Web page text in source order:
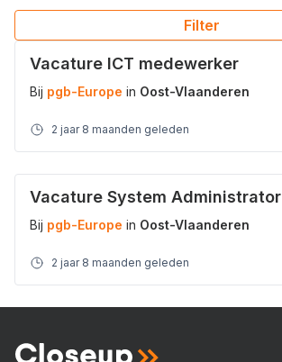
Filter
Vacature ICT medewerker
Bij pgb-Europe in Oost-Vlaanderen
2 jaar 8 maanden geleden
Vacature System Administrator
Bij pgb-Europe in Oost-Vlaanderen
2 jaar 8 maanden geleden